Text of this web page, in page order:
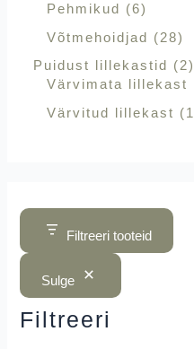
Pehmikud
6
Võtmehoidjad
28
Puidust lillekastid
2
Värvimata lillekast
Värvitud lillekast
Filtreeri tooteid
Sulge
Filtreeri